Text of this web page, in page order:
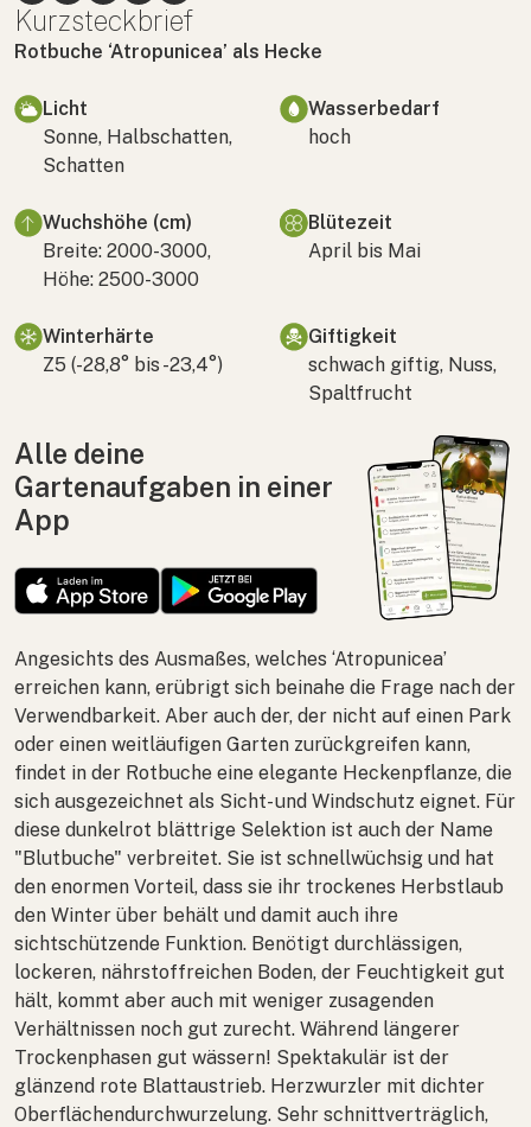
Kurzsteckbrief
Rotbuche ‘Atropunicea’ als Hecke
Licht
Sonne, Halbschatten,
Schatten
Wasserbedarf
hoch
Wuchshöhe (cm)
Breite: 2000-3000,
Höhe: 2500-3000
Blütezeit
April bis Mai
Winterhärte
Z5 (-28,8° bis -23,4°)
Giftigkeit
schwach giftig, Nuss,
Spaltfrucht
Alle deine
Gartenaufgaben in einer
App
Angesichts des Ausmaßes, welches ‘Atropunicea’
erreichen kann, erübrigt sich beinahe die Frage nach der
Verwendbarkeit. Aber auch der, der nicht auf einen Park
oder einen weitläufigen Garten zurückgreifen kann,
findet in der Rotbuche eine elegante Heckenpflanze, die
sich ausgezeichnet als Sicht- und Windschutz eignet. Für
diese dunkelrot blättrige Selektion ist auch der Name
"Blutbuche" verbreitet. Sie ist schnellwüchsig und hat
den enormen Vorteil, dass sie ihr trockenes Herbstlaub
den Winter über behält und damit auch ihre
sichtschützende Funktion. Benötigt durchlässigen,
lockeren, nährstoffreichen Boden, der Feuchtigkeit gut
hält, kommt aber auch mit weniger zusagenden
Verhältnissen noch gut zurecht. Während längerer
Trockenphasen gut wässern! Spektakulär ist der
glänzend rote Blattaustrieb. Herzwurzler mit dichter
Oberflächendurchwurzelung. Sehr schnittverträglich,